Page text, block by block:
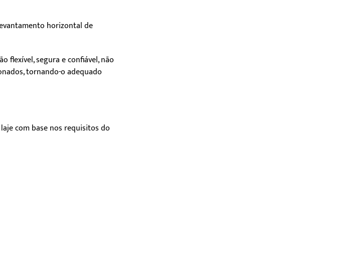
horizontal de
flexível, segura e confiável, não
tornando-o adequado
com base nos requisitos do